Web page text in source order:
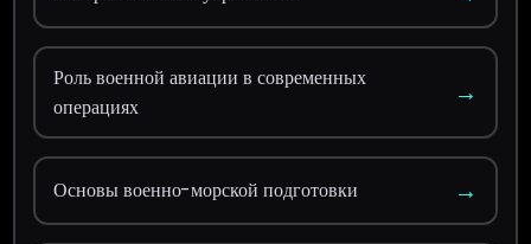
Роль военной авиации в современных
операциях
→
Основы военно-морской подготовки →